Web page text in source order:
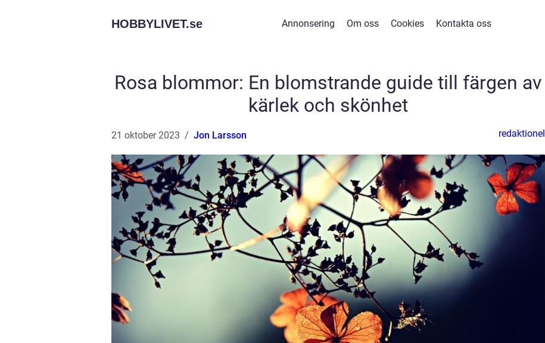
HOBBYLIVET.se Annonsering Om oss Cookies Kontakta oss
Rosa blommor: En blomstrande guide till färgen av
kärlek och skönhet
21 oktober 2023 Jon Larsson redaktionel